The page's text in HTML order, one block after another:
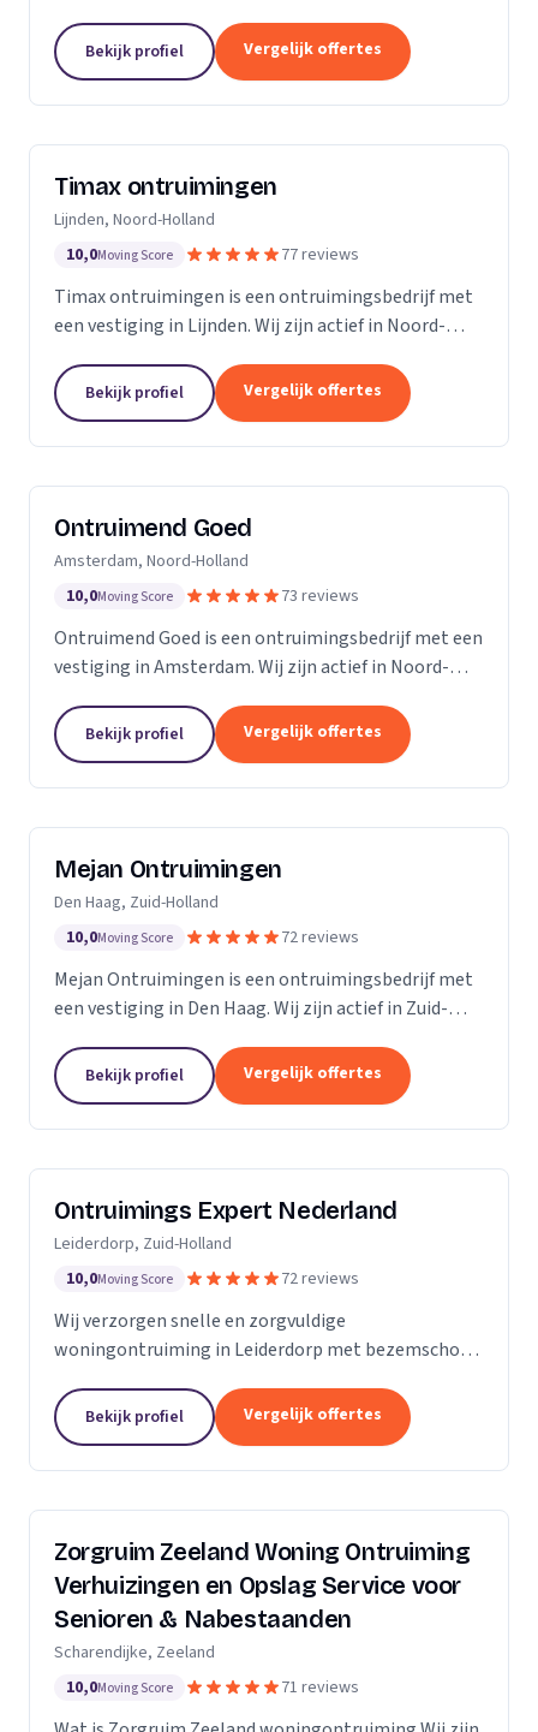
Bekijk profiel Vergelijk offertes
Timax ontruimingen
Lijnden, Noord-Holland
10,0Moving Score 77 reviews
Timax ontruimingen is een ontruimingsbedrijf met
een vestiging in Lijnden. Wij zijn actief in Noord-
een 5.Bekijk profiel Vergelijk offertes
Ontruimend Goed
Amsterdam, Noord-Holland
10,0Moving Score 73 reviews
Ontruimend Goed is een ontruimingsbedrijf met een
vestiging in Amsterdam. Wij zijn actief in Noord-
een 5.Bekijk profiel Vergelijk offertes
Mejan Ontruimingen
Den Haag, Zuid-Holland
10,0Moving Score 72 reviews
Mejan Ontruimingen is een ontruimingsbedrijf met
een vestiging in Den Haag. Wij zijn actief in Zuid-
een 5.Bekijk profiel Vergelijk offertes
Ontruimings Expert Nederland
Leiderdorp, Zuid-Holland
10,0Moving Score 72 reviews
Wij verzorgen snelle en zorgvuldige
woningontruiming in Leiderdorp met bezemschone
Bekijk profiel Vergelijk offertes
Zorgruim Zeeland Woning Ontruiming
Verhuizingen en Opslag Service voor
Senioren & Nabestaanden
Scharendijke, Zeeland
10,0Moving Score 71 reviews